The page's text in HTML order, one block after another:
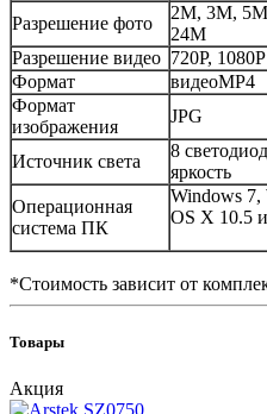
Разрешение фото
2M, 3M,
24M
Разрешение видео 720P, 1080P
Формат
видеоMP4
Формат
изображения
JPG
Источник света
8
яркость
Операционная
система ПК
Windows 7,
OS X 10.5
*Стоимость зависит от
Товары
Акция